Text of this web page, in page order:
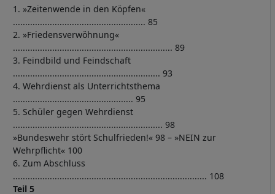
1. »Zeitenwende in den Köpfen«
...................................................... 85
2. »Friedensverwöhnung«
................................................................. 89
3. Feindbild und Feindschaft
............................................................ 93
4. Wehrdienst als Unterrichtsthema
................................................. 95
5. Schüler gegen Wehrdienst
............................................................. 98
»Bundeswehr stört Schulfrieden!« 98 – »NEIN zur
Wehrpflicht« 100
6. Zum Abschluss
............................................................................... 108
Teil 5